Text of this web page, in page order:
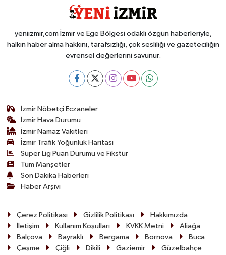
yeniizmir,com İzmir ve Ege Bölgesi odaklı özgün haberleriyle,
halkın haber alma hakkını, tarafsızlığı, çok sesliliği ve gazeteciliğin
evrensel değerlerini savunur.
İzmir Nöbetçi Eczaneler
İzmir Hava Durumu
İzmir Namaz Vakitleri
İzmir Trafik Yoğunluk Haritası
Süper Lig Puan Durumu ve Fikstür
Tüm Manşetler
Son Dakika Haberleri
Haber Arşivi
Çerez Politikası Gizlilik Politikası
Hakkımızda
İletişim
Kullanım Koşulları KVKK Metni
Aliağa
Balçova
Bayraklı Bergama Bornova
Buca
Çeşme
Çiğli Dikili Gaziemir Güzelbahçe